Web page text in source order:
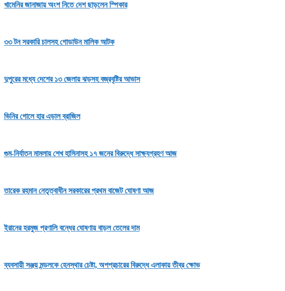
খামেনির জানাজায় অংশ নিতে দেশ ছাড়লেন স্পিকার
৩৩ টন সরকারি চালসহ গোডাউন মালিক আটক
দুপুরের মধ্যে দেশের ১৩ জেলায় ঝড়সহ বজ্রবৃষ্টির আভাস
ভিনির গোলে হার এড়াল ব্রাজিল
গুম-নির্যাতন মামলায় শেখ হাসিনাসহ ১৭ জনের বিরুদ্ধে সাক্ষ্যগ্রহণ আজ
তারেক রহমান নেতৃত্বাধীন সরকারের প্রথম বাজেট ঘোষণা আজ
ইরানের হরমুজ প্রণালি বন্ধের ঘোষণায় বাড়ল তেলের দাম
ব্যবসায়ী সঞ্জয় মন্ডলকে হেনস্থার চেষ্টা, অপপ্রচারের বিরুদ্ধে এলাকায় তীব্র ক্ষোভ